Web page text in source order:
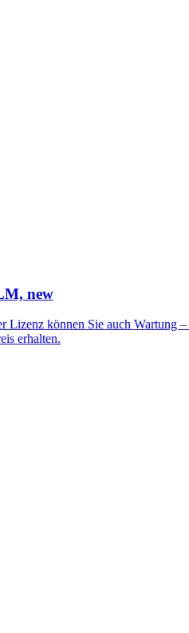
new
Lizenz können Sie auch Wartung –
erhalten.